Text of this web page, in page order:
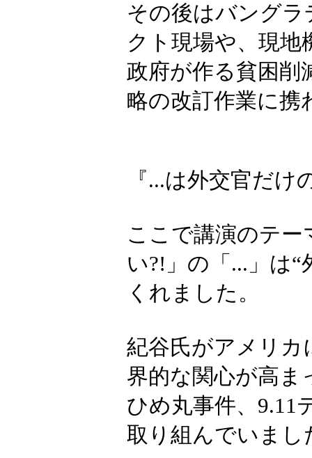
その後はバング
クト現場や、現
政府が作る貧困削
略の改訂作業に携
『...は外交官だ
ここで講演のテ
い?!」の「...」は
くれました。
紀谷氏がアメリカ
界的な関心が高ま
ひめ丸事件、9.11
取り組んでいまし